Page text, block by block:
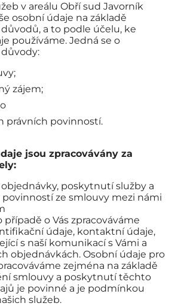
v areálu Obří sud Javorník
osobní údaje na základě
a to podle účelu, ke
používáme. Jedná se o
zájem;
právních povinností.
jsou zpracovávány za
objednávky, poskytnutí služby a
povinností ze smlouvy mezi námi
o Vás zpracováváme
údaje, kontaktní údaje,
s naší komunikací s Vámi a
objednávkách. Osobní údaje pro
zejména na základě
smlouvy a poskytnutí těchto
je povinné a je podmínkou
služeb.